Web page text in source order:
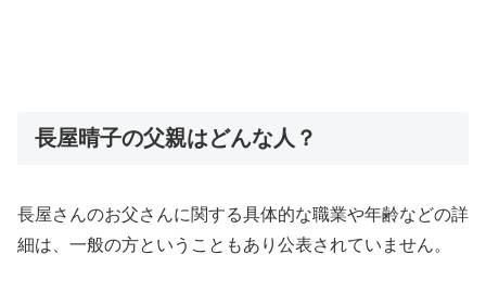
​長屋晴子の父親はどんな人？
​長屋さんのお父さんに関する具体的な職業や年齢などの詳
細は、一般の方ということもあり公表されていません。